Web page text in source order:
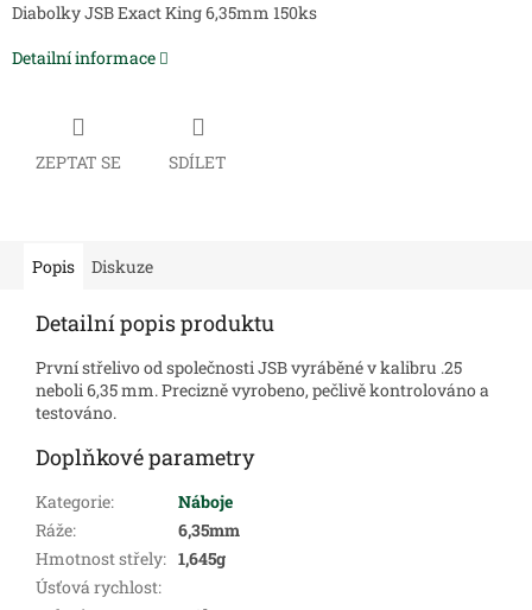
Diabolky JSB Exact King 6,35mm 150ks
Detailní informace
ZEPTAT SE SDÍLET
Popis Diskuze
Detailní popis produktu
První střelivo od společnosti JSB vyráběné v kalibru .25
neboli 6,35 mm. Precizně vyrobeno, pečlivě kontrolováno a
testováno.
Doplňkové parametry
Kategorie:
Náboje
Ráže:
6,35mm
Hmotnost střely: 1,645g
Úsťová rychlost: